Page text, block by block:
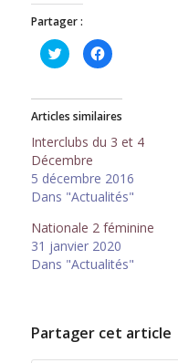
Partager :
Cliquez
pour
partager
une
fenêtre)
Cliquez
pour
une
fenêtre)
Articles similaires
Interclubs du 3 et 4
Décembre
5 décembre 2016
Dans "Actualités"
Nationale 2 féminine
31 janvier 2020
Dans "Actualités"
Partager cet article